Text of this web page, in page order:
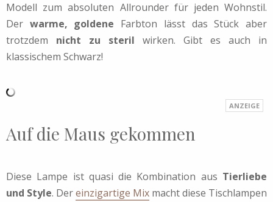
Modell zum absoluten Allrounder für jeden Wohnstil.
Der warme, goldene Farbton lässt das Stück aber
trotzdem nicht zu steril wirken. Gibt es auch in
klassischem Schwarz!
Auf die Maus gekommen
Diese Lampe ist quasi die Kombination aus Tierliebe
und Style. Dereinzigartige Mix macht diese Tischlampen